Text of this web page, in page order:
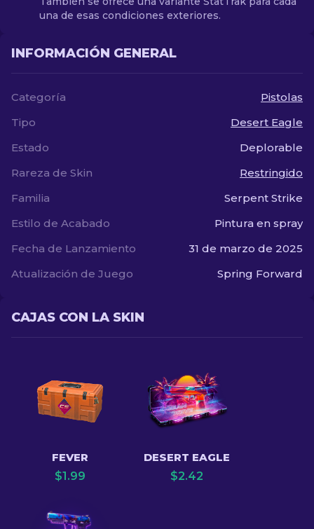
una de esas condiciones exteriores.
INFORMACIÓN GENERAL
Categoría
Pistolas
Tipo
Desert Eagle
Estado
Deplorable
Rareza de Skin
Restringido
Familia
Serpent Strike
Estilo de Acabado
Pintura en spray
Fecha de Lanzamiento
31 de marzo de 2025
Atualización de Juego
Spring Forward
CAJAS CON LA SKIN
FEVER
$1.99
DESERT EAGLE
$2.42